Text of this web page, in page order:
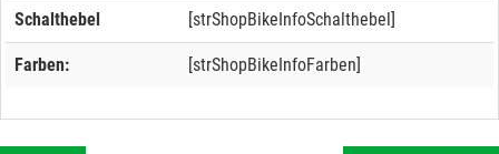
Schalthebel [strShopBikeInfoSchalthebel]
Farben: [strShopBikeInfoFarben]